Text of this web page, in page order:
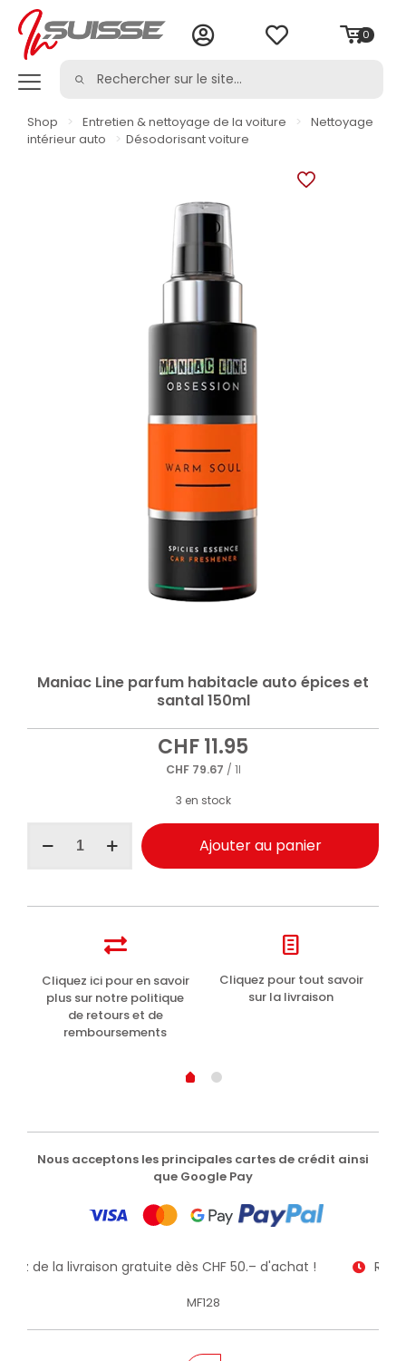
0
Shop > Entretien & nettoyage de la voiture >
Nettoyage
intérieur auto
> Désodorisant voiture
Maniac Line parfum habitacle auto épices et
santal 150ml
CHF11.95
CHF79.67 / 1l
3 en stock
santal
150ml
Ajouter au panier
Cliquez ici pour en savoir
plus sur notre politique
de retours et de
remboursements
Cliquez pour tout savoir
sur la livraison
Nous acceptons les principales cartes de crédit ainsi
que Google Pay
de la livraison gratuite dès CHF 50.– d'achat !
MF128